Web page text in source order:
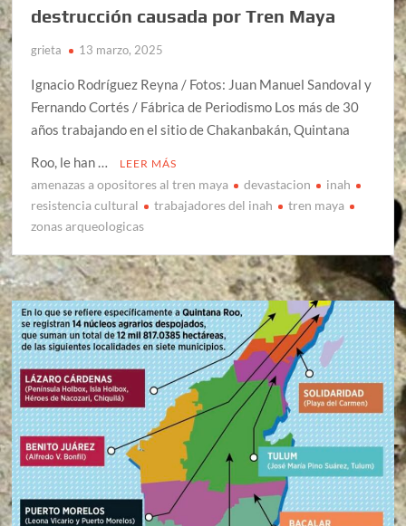
destrucción causada por Tren Maya
grieta 13 marzo, 2025
Ignacio Rodríguez Reyna / Fotos: Juan Manuel Sandoval y
Fernando Cortés / Fábrica de Periodismo Los más de 30
años trabajando en el sitio de Chakanbakán, Quintana
Roo, le han …
LEER MÁS
amenazas a opositores al tren maya devastacion
inah
resistencia cultural
trabajadores del inah
tren maya
zonas arqueologicas